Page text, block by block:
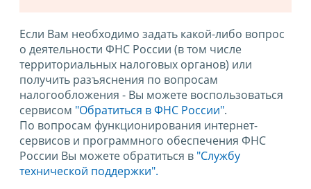
Если Вам необходимо задать какой-либо вопрос
о деятельности ФНС России (в том числе
территориальных налоговых органов) или
получить разъяснения по вопросам
налогообложения - Вы можете воспользоваться
сервисом "Обратиться в ФНС России".
По вопросам функционирования интернет-
сервисов и программного обеспечения ФНС
России Вы можете обратиться в "Службу
технической поддержки".